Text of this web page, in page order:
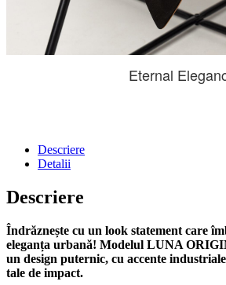
Eternal
Descriere
Detalii
Descriere
Îndrăznește cu un look statement care
eleganța urbană! Modelul LUNA
un design puternic, cu accente
tale de impact.